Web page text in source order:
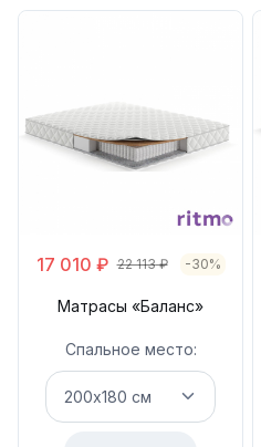
17 010 ₽ 22 113₽ -30%
Матрасы «Баланс»
Спальное место: